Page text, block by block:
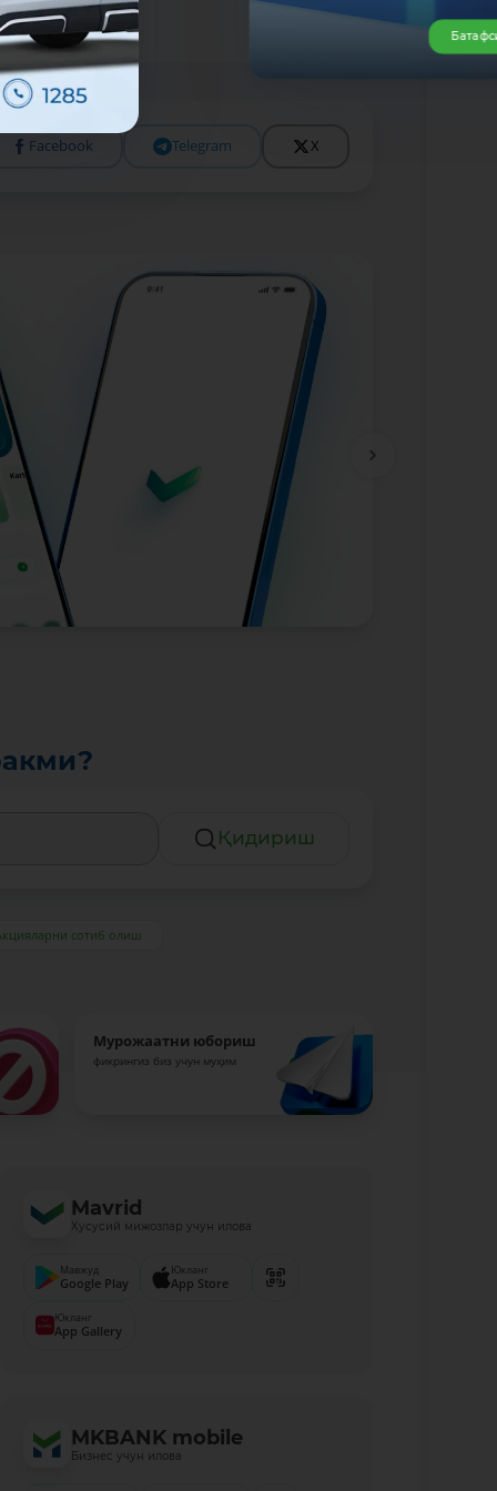
Facebook Telegram X
Қидириш
сотиб олиш
Мурожаатни юбориш
фикрингиз биз учун муҳим
Mavrid
Хусусий мижозлар учун илова
Мавжуд
Google Play
Юкланг
App Store
Юкланг
App Gallery
MKBANK mobile
Бизнес учун илова